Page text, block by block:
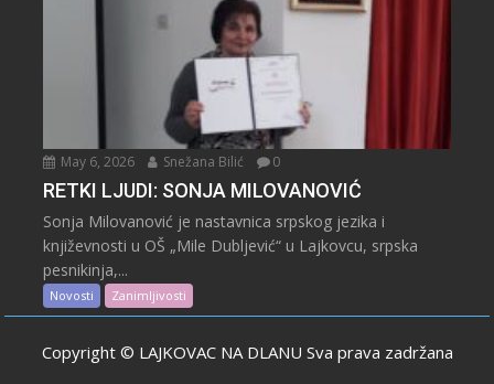
May 6, 2026 Snežana Bilić 0
RETKI LJUDI: SONJA MILOVANOVIĆ
Sonja Milovanović je nastavnica srpskog jezika i
književnosti u OŠ „Mile Dubljević“ u Lajkovcu, srpska
pesnikinja,...
Novosti Zanimljivosti
Copyright © LAJKOVAC NA DLANU Sva prava zadržana